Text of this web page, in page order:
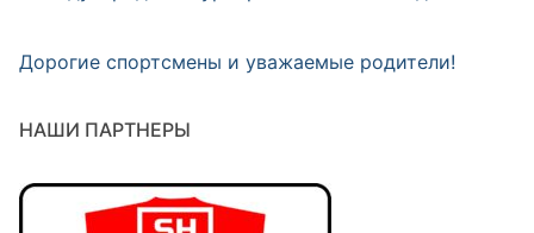
Дорогие спортсмены и уважаемые родители!
НАШИ ПАРТНЕРЫ